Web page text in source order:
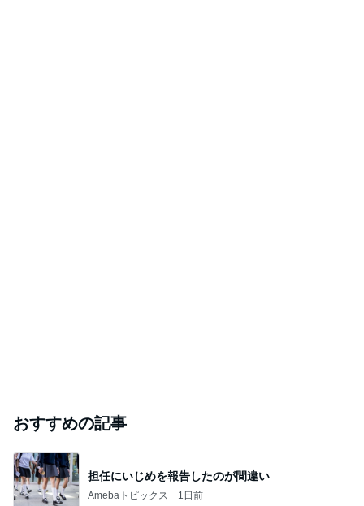
おすすめの記事
担任にいじめを報告したのが間違い
Amebaトピックス 1日前